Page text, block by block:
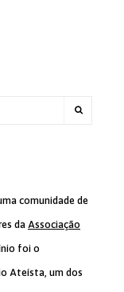
comunidade de
daAssociação
foi o
Ateísta, um dos